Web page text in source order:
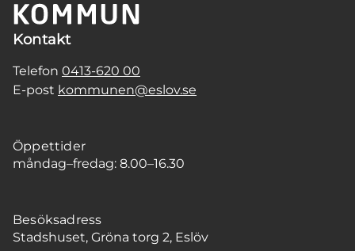
Kontakt
Telefon 0413-620 00
E-post kommunen@eslov.se
Öppettider
måndag–fredag: 8.00–16.30
Besöksadress
Stadshuset, Gröna torg 2, Eslöv